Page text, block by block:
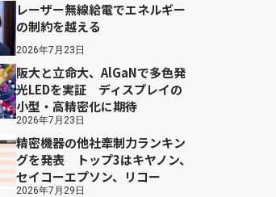
レーザー無線給電でエネルギー
の制約を越える
2026年7月23日
阪大と立命大、AlGaNで多色発
光LEDを実証 ディスプレイの
小型・高精密化に期待
2026年7月23日
精密機器の他社牽制力ランキン
グを発表 トップ3はキヤノン、
セイコーエプソン、リコー
2026年7月29日